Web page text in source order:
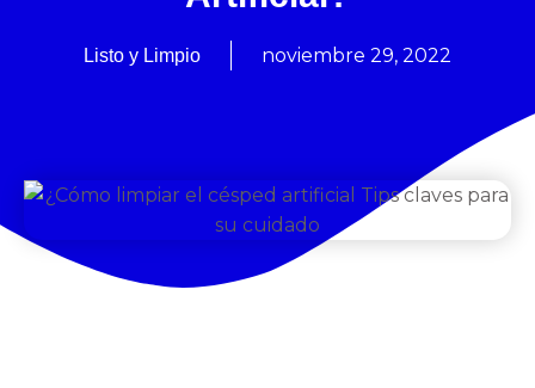
Listo y Limpio noviembre 29, 2022